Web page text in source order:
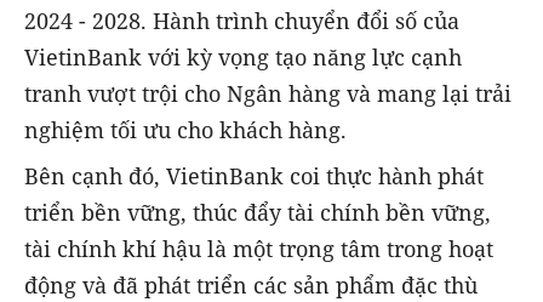
2024 - 2028. Hành trình chuyển đổi số của
VietinBank với kỳ vọng tạo năng lực cạnh
tranh vượt trội cho Ngân hàng và mang lại trải
nghiệm tối ưu cho khách hàng.
Bên cạnh đó, VietinBank coi thực hành phát
triển bền vững, thúc đẩy tài chính bền vững,
tài chính khí hậu là một trọng tâm trong hoạt
động và đã phát triển các sản phẩm đặc thù